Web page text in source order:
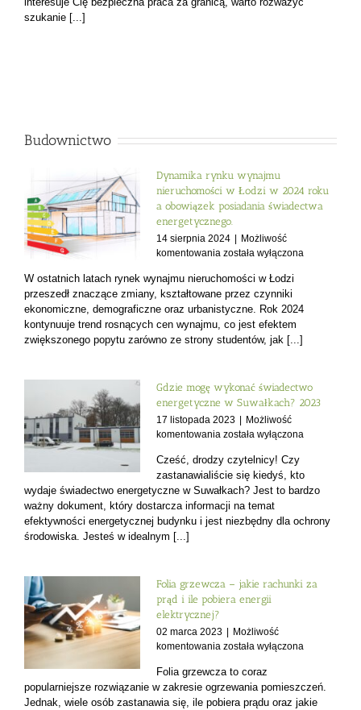
szukanie [...]
Budownictwo
Dynamika rynku wynajmu
nieruchomości w Łodzi w 2024 roku
a obowiązek posiadania świadectwa
energetycznego.
14 sierpnia 2024
Możliwość
komentowania Dynamika
wynajmu
nieruchomości
w
Łodzi
w
a
obowiązek
świadectwa
energetycznego.
została wyłączona
W ostatnich latach rynek wynajmu nieruchomości w Łodzi
przeszedł znaczące zmiany, kształtowane przez czynniki
ekonomiczne, demograficzne oraz urbanistyczne. Rok 2024
kontynuuje trend rosnących cen wynajmu, co jest efektem
zwiększonego popytu zarówno ze strony studentów, jak [...]
Gdzie mogę wykonać świadectwo
energetyczne w Suwałkach? 2023
17 listopada 2023
Możliwość
komentowania Gdzie
wykonać
świadectwo
energetyczne
w
Suwałkach?
została wyłączona
Cześć, drodzy czytelnicy! Czy
zastanawialiście się kiedyś, kto
wydaje świadectwo energetyczne w Suwałkach? Jest to bardzo
ważny dokument, który dostarcza informacji na temat
efektywności energetycznej budynku i jest niezbędny dla ochrony
środowiska. Jesteś w idealnym [...]
Folia grzewcza – jakie rachunki za
prąd i ile pobiera energii
elektrycznej?
02 marca 2023
Możliwość
komentowania Folia
–
jakie
rachunki
została wyłączona
Folia grzewcza to coraz
popularniejsze rozwiązanie w zakresie ogrzewania pomieszczeń.
Jednak, wiele osób zastanawia się, ile pobiera prądu oraz jakie